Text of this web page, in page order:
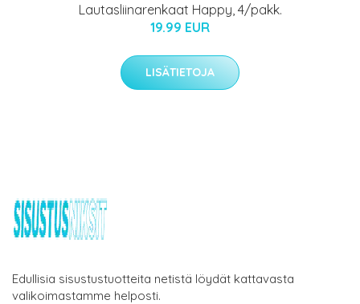
Lautasliinarenkaat Happy, 4/pakk.
19.99 EUR
LISÄTIETOJA
Edullisia sisustustuotteita netistä löydät kattavasta
valikoimastamme helposti.